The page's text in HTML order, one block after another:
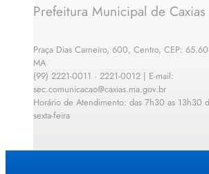
Prefeitura Municipal de Caxias
Praça Dias Carneiro, 600, Centro, CEP:
MA
(99) 2221-0011 · 2221-0012 | E-mail:
sec.comunicacao@caxias.ma.gov.br
Horário de Atendimento: das 7h30 as 13h30
sexta-feira